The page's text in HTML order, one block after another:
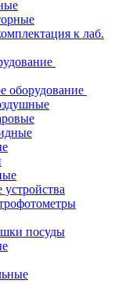
к лаб.
оборудование
посуды